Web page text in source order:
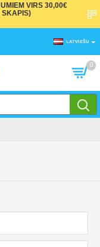
VIRS 30,00€
SKAPIS)
LATVIEŠU
0